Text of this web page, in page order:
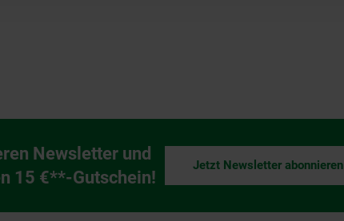
Newsletter und
15 €**-Gutschein!
Jetzt Newsletter abonnieren